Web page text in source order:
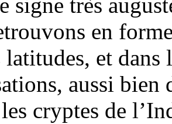
signe très
en
et dans
aussi bien
cryptes de